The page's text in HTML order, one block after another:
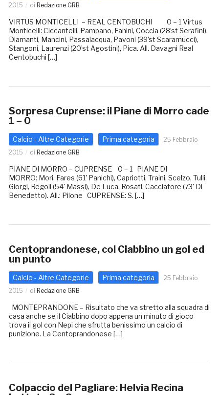
2015
di Redazione GRB
VIRTUS MONTICELLI – REAL CENTOBUCHI 0 – 1 Virtus
Monticelli: Ciccantelli, Pampano, Fanini, Coccia (28’st Serafini),
Diamanti, Mancini, Passalacqua, Pavoni (39’st Scaramucci),
Stangoni, Laurenzi (20’st Agostini), Pica. All. Davagni Real
Centobuchi […]
Sorpresa Cuprense: il Piane di Morro cade
1 – 0
Calcio - Altre Categorie Prima categoria
25 Febbraio
2015
di Redazione GRB
PIANE DI MORRO – CUPRENSE 0 – 1 PIANE DI
MORRO: Mori, Fares (61' Panichi), Capriotti, Traini, Scelzo, Tulli,
Giorgi, Regoli (54' Massi), De Luca, Rosati, Cacciatore (73' Di
Benedetto). All.: Pilone CUPRENSE: S. […]
Centoprandonese, col Ciabbino un gol ed
un punto
Calcio - Altre Categorie Prima categoria
25 Febbraio
2015
di Redazione GRB
MONTEPRANDONE – Risultato che va stretto alla squadra di
casa anche se il Ciabbino dopo appena un minuto di gioco
trova il gol con Nepi che sfrutta benissimo un calcio di
punizione. La Centoprandonese […]
Colpaccio del Pagliare: Helvia Recina